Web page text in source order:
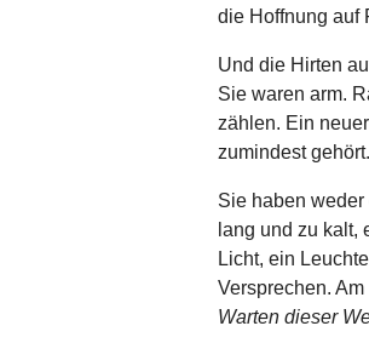
die Hoffnung auf
Und die Hirten
Sie waren arm.
zählen. Ein
zumindest gehört.
Sie haben
lang und zu kalt,
Licht, ein
Versprechen.
Warten dieser